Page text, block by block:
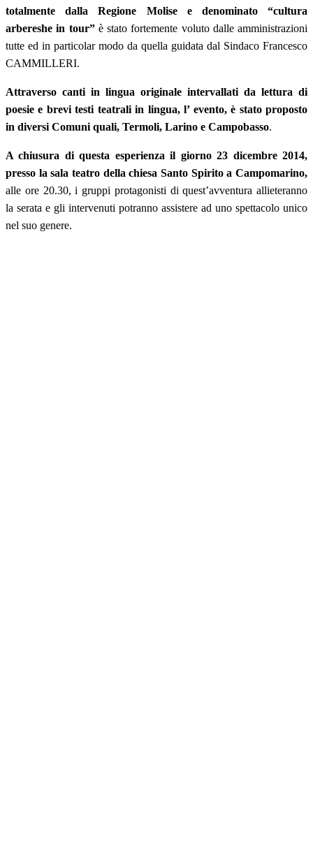
totalmente dalla Regione Molise e denominato “cultura
arbereshe in tour”è stato fortemente voluto dalle amministrazioni
tutte ed in particolar modo da quella guidata dal Sindaco Francesco
CAMMILLERI.
Attraverso canti in lingua originale intervallati da lettura di
poesie e brevi testi teatrali in lingua, l’ evento, è stato proposto
in diversi Comuni quali, Termoli, Larino e Campobasso.
A chiusura di questa esperienza il giorno 23 dicembre 2014,
presso la sala teatro della chiesa Santo Spirito a Campomarino,
alle ore 20.30, i gruppi protagonisti di quest’avventura allieteranno
la serata e gli intervenuti potranno assistere ad uno spettacolo unico
nel suo genere.